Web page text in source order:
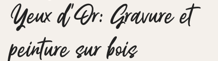
Yeux d’Or: Gravure et
peinture sur bois